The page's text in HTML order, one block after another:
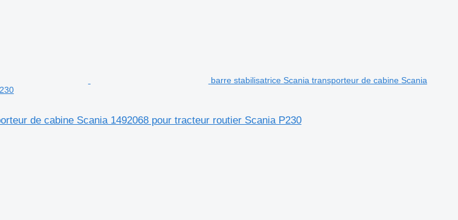
barre stabilisatrice Scania transporteur de cabine Scania
de cabine Scania 1492068 pour tracteur routier Scania P230